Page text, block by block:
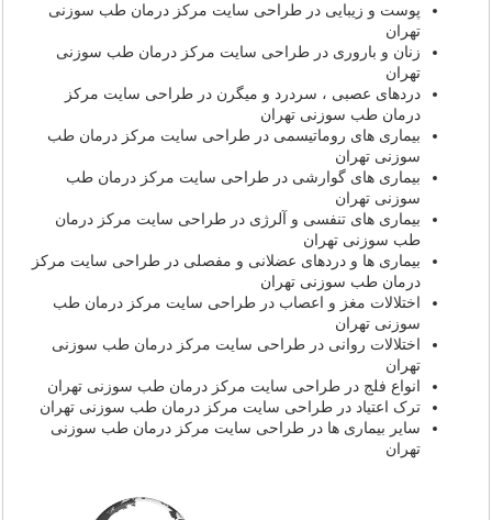
پوست و زیبایی در طراحی سایت مرکز درمان طب سوزنی
تهران
زنان و باروری در طراحی سایت مرکز درمان طب سوزنی
تهران
دردهای عصبی ، سردرد و میگرن در طراحی سایت مرکز
درمان طب سوزنی تهران
بیماری های روماتیسمی در طراحی سایت مرکز درمان طب
سوزنی تهران
بیماری های گوارشی در طراحی سایت مرکز درمان طب
سوزنی تهران
بیماری های تنفسی و آلرژی در طراحی سایت مرکز درمان
طب سوزنی تهران
بیماری ها و دردهای عضلانی و مفصلی در طراحی سایت مرکز
درمان طب سوزنی تهران
اختلالات مغز و اعصاب در طراحی سایت مرکز درمان طب
سوزنی تهران
اختلالات روانی در طراحی سایت مرکز درمان طب سوزنی
تهران
انواع فلج در طراحی سایت مرکز درمان طب سوزنی تهران
ترک اعتیاد در طراحی سایت مرکز درمان طب سوزنی تهران
سایر بیماری ها در طراحی سایت مرکز درمان طب سوزنی
تهران